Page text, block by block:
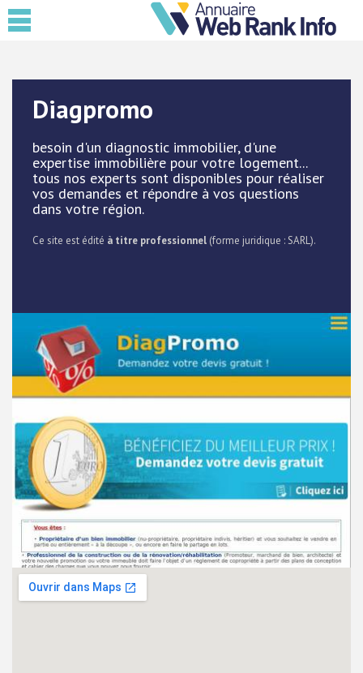
Diagpromo
besoin d'un diagnostic immobilier, d'une
expertise immobilière pour votre logement...
tous nos experts sont disponibles pour réaliser
vos demandes et répondre à vos questions
dans votre région.
Ce site est édité à titre professionnel (forme juridique : SARL).